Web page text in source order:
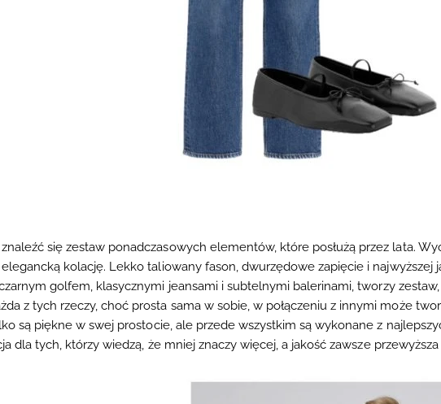
się zestaw ponadczasowych elementów, które posłużą przez lata.
kolację. Lekko taliowany fason, dwurzędowe zapięcie i najwyższej
golfem, klasycznymi jeansami i subtelnymi balerinami, tworzy
z tych rzeczy, choć prosta sama w sobie, w połączeniu z innymi może
są piękne w swej prostocie, ale przede wszystkim są wykonane z
dla tych, którzy wiedzą, że mniej znaczy więcej, a jakość zawsze przewyższa